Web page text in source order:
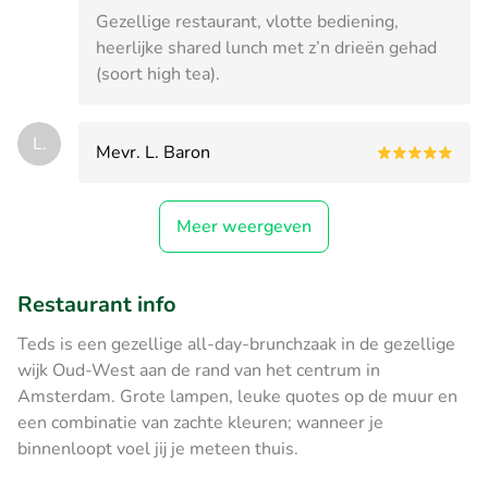
Gezellige restaurant, vlotte bediening,
heerlijke shared lunch met z’n drieën gehad
(soort high tea).
L. Mevr. L. Baron
Meer weergeven
Restaurant info
Teds is een gezellige all-day-brunchzaak in de gezellige
wijk Oud-West aan de rand van het centrum in
Amsterdam. Grote lampen, leuke quotes op de muur en
een combinatie van zachte kleuren; wanneer je
binnenloopt voel jij je meteen thuis.